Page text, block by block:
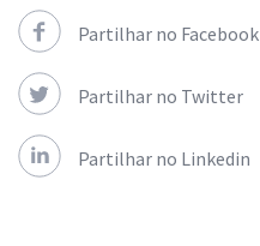
Partilhar no Facebook
Partilhar no Twitter
Partilhar no Linkedin